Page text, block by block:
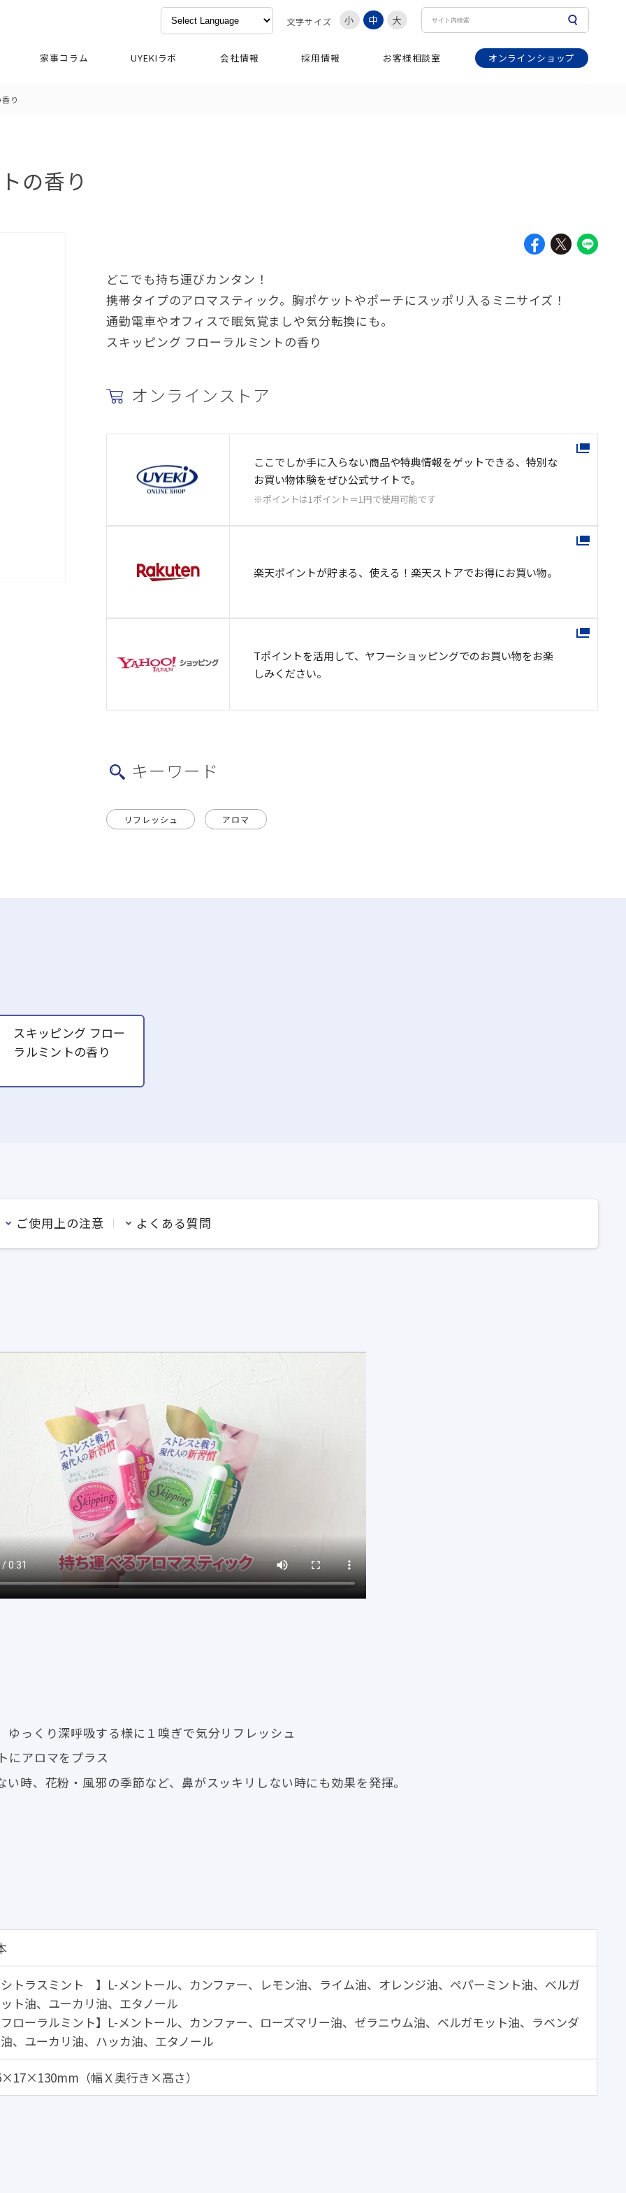
文字サイズ 小 中 大
家事コラム UYEKIラボ 会社情報 採用情報 お客様相談室 オンラインショップ
り
の香り
どこでも持ち運びカンタン！
携帯タイプのアロマスティック。胸ポケットやポーチにスッポリ入るミニサイズ！
通勤電車やオフィスで眠気覚ましや気分転換にも。
スキッピング フローラルミントの香り
オンラインストア
ここでしか手に入らない商品や特典情報をゲットできる、特別な
お買い物体験をぜひ公式サイトで。
※ポイントは1ポイント＝1円で使用可能です
楽天ポイントが貯まる、使える！楽天ストアでお得にお買い物。
Tポイントを活用して、ヤフーショッピングでのお買い物をお楽
しみください。
キーワード
リフレッシュ アロマ
スキッピング フロー
ラルミントの香り
ご使用上の注意 よくある質問
っくり深呼吸する様に１嗅ぎで気分リフレッシュ
にアロマをプラス
時、花粉・風邪の季節など、鼻がスッキリしない時にも効果を発揮。
トラスミント 】L-メントール、カンファー、レモン油、ライム油、オレンジ油、ペパーミント油、ベルガ
ト油、ユーカリ油、エタノール
ローラルミント】L-メントール、カンファー、ローズマリー油、ゼラニウム油、ベルガモット油、ラベンダ
、ユーカリ油、ハッカ油、エタノール
（幅Ｘ奥行き×高さ）